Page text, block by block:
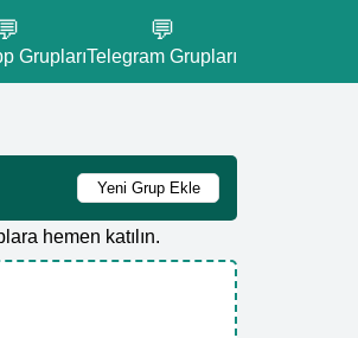
Grupları
💬
Telegram Grupları
Yeni Grup Ekle
hemen katılın.